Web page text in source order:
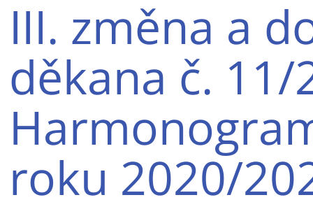
III. změna a
děkana č. 11/
roku 2020/